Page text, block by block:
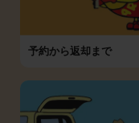
予約から返却まで